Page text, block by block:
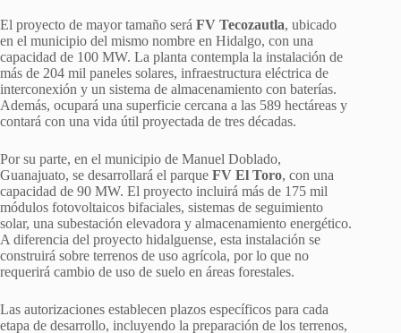
El proyecto de mayor tamaño será FV Tecozautla, ubicado
en el municipio del mismo nombre en Hidalgo, con una
capacidad de 100 MW. La planta contempla la instalación de
más de 204 mil paneles solares, infraestructura eléctrica de
interconexión y un sistema de almacenamiento con baterías.
Además, ocupará una superficie cercana a las 589 hectáreas y
contará con una vida útil proyectada de tres décadas.
Por su parte, en el municipio de Manuel Doblado,
Guanajuato, se desarrollará el parque FV El Toro, con una
capacidad de 90 MW. El proyecto incluirá más de 175 mil
módulos fotovoltaicos bifaciales, sistemas de seguimiento
solar, una subestación elevadora y almacenamiento energético.
A diferencia del proyecto hidalguense, esta instalación se
construirá sobre terrenos de uso agrícola, por lo que no
requerirá cambio de uso de suelo en áreas forestales.
Las autorizaciones establecen plazos específicos para cada
etapa de desarrollo, incluyendo la preparación de los terrenos,